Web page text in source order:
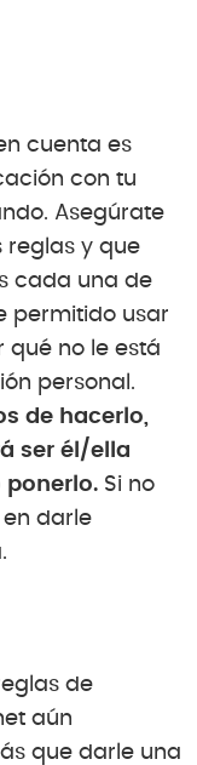
cuenta es
con tu
Asegúrate
reglas y que
cada una de
permitido usar
qué no le está
personal.
de hacerlo,
ser él/ella
ponerlo. Si no
darle
de
aún
que darle una